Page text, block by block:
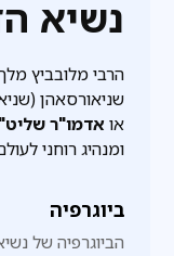
נשיא
הרבי מלובביץ
שניאורסאהן
אואדמו"ר
ומנהיג רוחני
ביוגרפיה
הביוגרפיה של